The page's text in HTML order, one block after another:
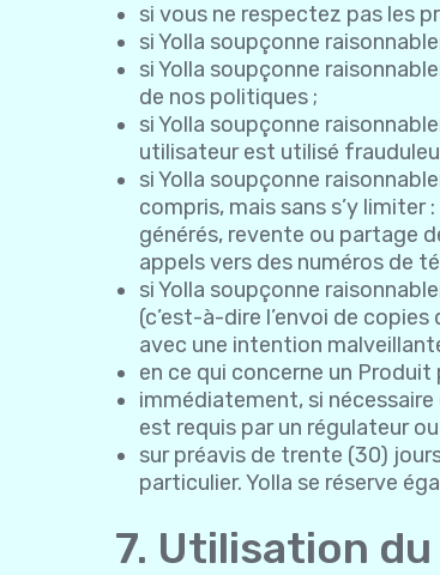
si vous ne respectez pas les
si Yolla soupçonne
si Yolla soupçonne
de nos politiques ;
si Yolla soupçonne
utilisateur est utilisé
si Yolla soupçonne
compris, mais sans s’y
générés, revente ou partage
appels vers des numéros de
si Yolla soupçonne
(c’est-à-dire l’envoi de
avec une intention
en ce qui concerne un
immédiatement, si
est requis par un régulateur
sur préavis de trente (30)
particulier. Yolla se réserve
7. Utilisation